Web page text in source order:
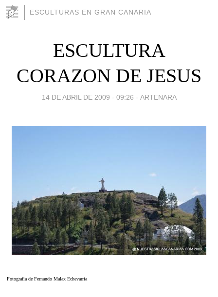
ESCULTURAS EN GRAN CANARIA
ESCULTURA
CORAZON DE JESUS
14 DE ABRIL DE 2009 - 09:26 - ARTENARA
Fotografia de Fernando Malax Echevarria